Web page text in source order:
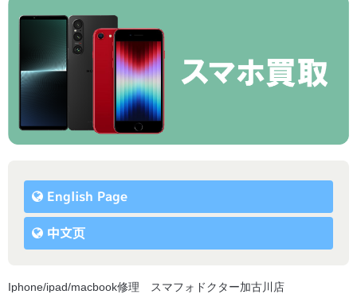
English Page
中文页
Iphone/ipad/macbook修理 スマフォドクター加古川店